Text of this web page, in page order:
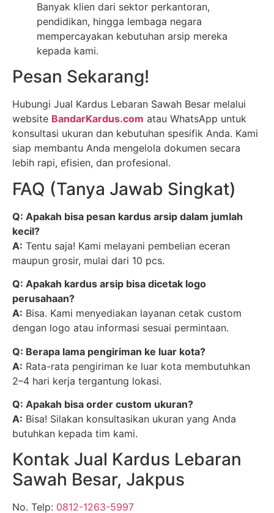
Banyak klien dari sektor perkantoran,
pendidikan, hingga lembaga negara
mempercayakan kebutuhan arsip mereka
kepada kami.
Pesan Sekarang!
Hubungi Jual Kardus Lebaran Sawah Besar melalui
website BandarKardus.com atau WhatsApp untuk
konsultasi ukuran dan kebutuhan spesifik Anda. Kami
siap membantu Anda mengelola dokumen secara
lebih rapi, efisien, dan profesional.
FAQ (Tanya Jawab Singkat)
Q: Apakah bisa pesan kardus arsip dalam jumlah
kecil?
A: Tentu saja! Kami melayani pembelian eceran
maupun grosir, mulai dari 10 pcs.
Q: Apakah kardus arsip bisa dicetak logo
perusahaan?
A: Bisa. Kami menyediakan layanan cetak custom
dengan logo atau informasi sesuai permintaan.
Q: Berapa lama pengiriman ke luar kota?
A: Rata-rata pengiriman ke luar kota membutuhkan
2–4 hari kerja tergantung lokasi.
Q: Apakah bisa order custom ukuran?
A: Bisa! Silakan konsultasikan ukuran yang Anda
butuhkan kepada tim kami.
Kontak Jual Kardus Lebaran
Sawah Besar, Jakpus
No. Telp: 0812-1263-5997